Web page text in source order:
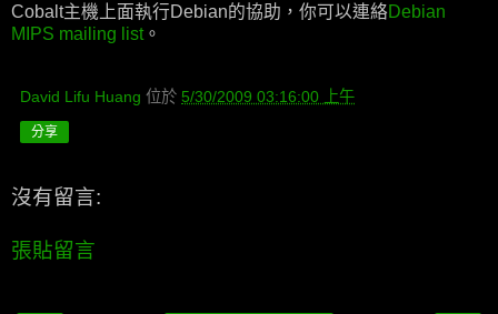
Cobalt主機上面執行Debian的協助，你可以連絡Debian
MIPS mailing list。
David Lifu Huang 位於 5/30/2009 03:16:00 上午
分享
沒有留言:
張貼留言